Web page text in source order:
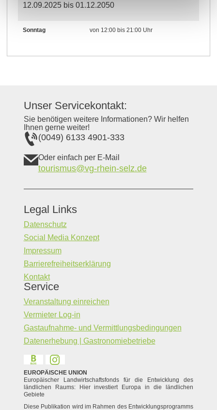
12.09.2025 bis 01.12.2050
Sonntag von 12:00 bis 21:00 Uhr
Unser Servicekontakt:
Sie benötigen weitere Informationen? Wir helfen
Ihnen gerne weiter!
(0049) 6133 4901-333
Oder einfach per E-Mail
tourismus@vg-rhein-selz.de
Legal Links
Datenschutz
Social Media Konzept
Impressum
Barrierefreiheitserklärung
Kontakt
Service
Veranstaltung einreichen
Vermieter Log-in
Gastaufnahme- und Vermittlungsbedingungen
Datenerhebung | Gastronomiebetriebe
EUROPÄISCHE UNION
Europäischer Landwirtschaftsfonds für die Entwicklung des
ländlichen Raums: Hier investiert Europa in die ländlichen
Gebiete
Diese Publikation wird im Rahmen des Entwicklungsprogramms